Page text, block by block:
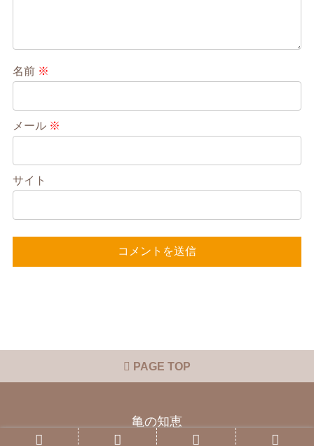
名前 ※
メール ※
サイト
PAGE TOP
亀の知恵
Copyright © 2015 亀の知恵 All Rights Reserved.